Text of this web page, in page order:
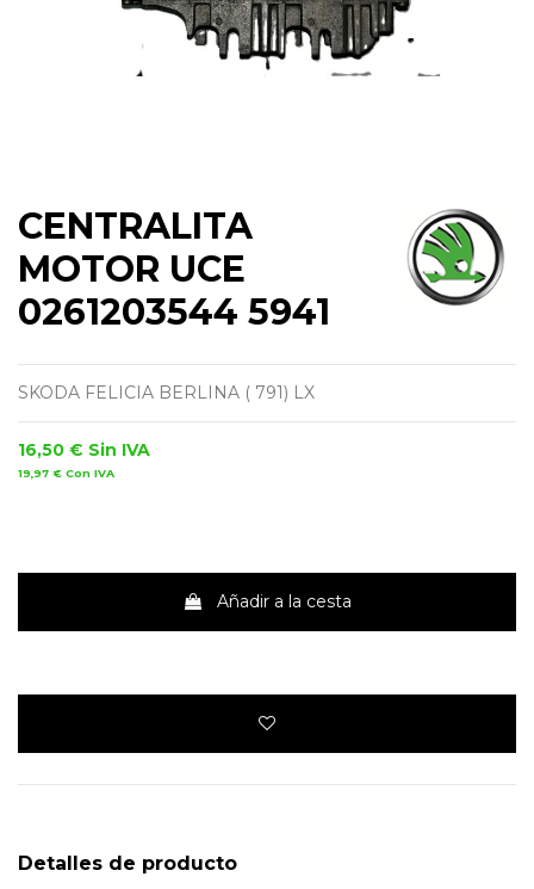
CENTRALITA
MOTOR UCE
0261203544 5941
SKODA FELICIA BERLINA ( 791) LX
16,50 € Sin IVA
19,97 € Con IVA
Añadir a la cesta
Detalles de producto